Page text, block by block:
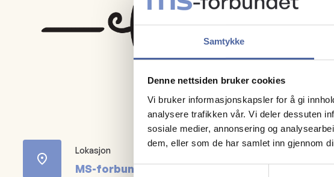
Samtykke
Denne nettsiden bruker cookies
Vi bruker informasjonskapsler for å gi
analysere trafikken vår. Vi deler dessuten
sosiale medier, annonsering og
dem, eller som de har samlet inn gjennom
Samtykkevalg
Lokasjon
MS-forbundet